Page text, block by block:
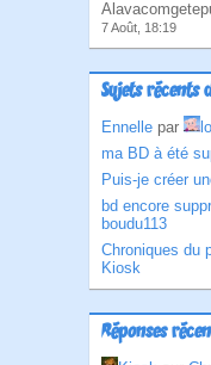
7 Août, 18:19
Sujets récents
Ennelle par
ma BD à été
Puis-je créer
bd encore
boudu113
Chroniques du
Kiosk
Réponses